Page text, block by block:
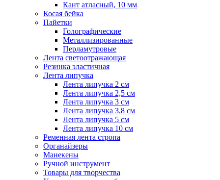
Кант атласный, 10 мм
Косая бейка
Пайетки
Голографические
Металлизированные
Перламутровые
Лента светоотражающая
Резинка эластичная
Лента липучка
Лента липучка 2 см
Лента липучка 2,5 см
Лента липучка 3 см
Лента липучка 3,8 см
Лента липучка 5 см
Лента липучка 10 см
Ременная лента стропа
Органайзеры
Манекены
Ручной инструмент
Товары для творчества